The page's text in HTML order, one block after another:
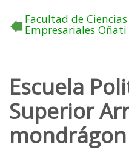
Facultad de Ciencias
Empresariales Oñati
Escuela
Superior
mondrágon